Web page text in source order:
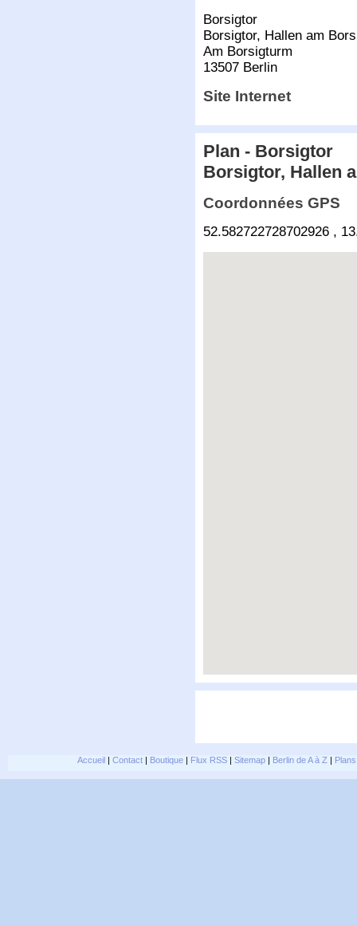
Borsigtor
Borsigtor, Hallen am
Am Borsigturm
13507 Berlin
Site Internet
Plan - Borsigtor
Borsigtor, Hallen
Coordonnées GPS
52.582722728702926 ,
Accueil |Contact | Boutique | Flux RSS |Sitemap | Berlin de A à Z |